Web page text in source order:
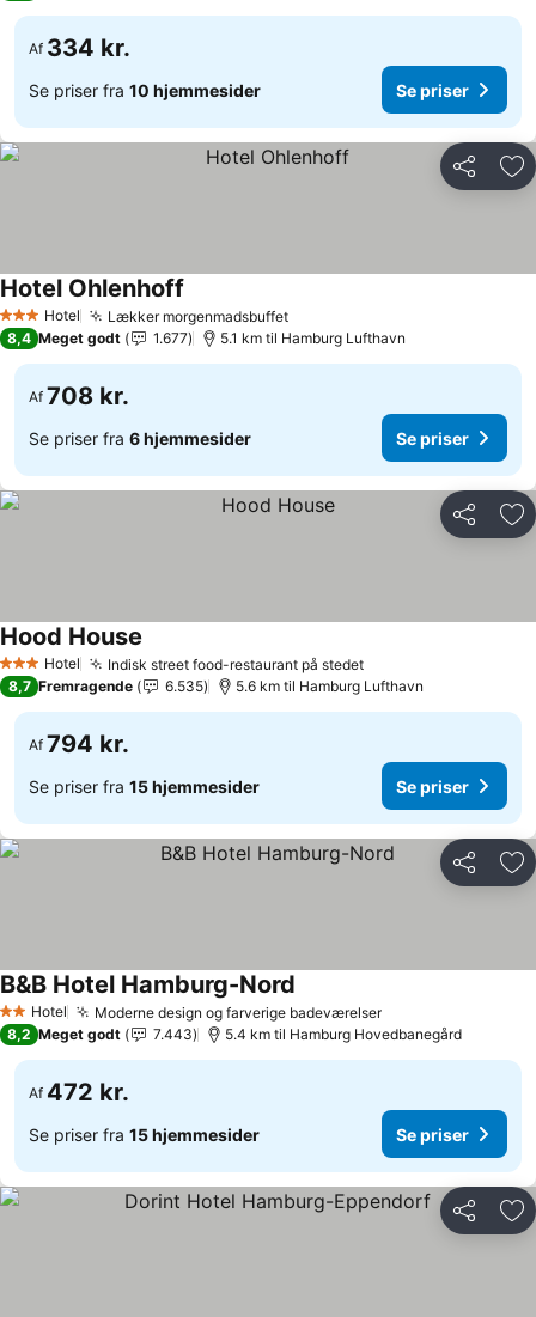
Af 334 kr.
Se priser fra 10 hjemmesider Se priser
Del
3 StjernerHotel Lækker morgenmadsbuffet
Hotel Ohlenhoff
8,4 Meget godt 1.677 5.1 km til Hamburg Lufthavn
Af 708 kr.
Se priser fra 6 hjemmesider Se priser
Del
3 StjernerHotel Indisk street food-restaurant på stedet
Hood House
8,7 Fremragende 6.535 5.6 km til Hamburg Lufthavn
Af 794 kr.
Se priser fra 15 hjemmesider Se priser
Del
2 Stjerner
Hotel Moderne design og farverige badeværelser
B&B Hotel Hamburg-Nord
8,2 Meget godt 7.443 5.4 km til Hamburg Hovedbanegård
Af 472 kr.
Se priser fra 15 hjemmesider Se priser
Del